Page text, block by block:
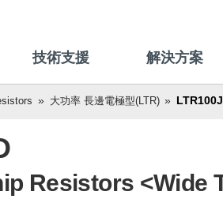
技術支援 解決方案
大功率 長邊電極型(LTR)
Resistors <Wide